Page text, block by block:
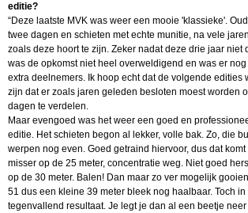
editie?
“Deze laatste MVK was weer een mooie 'klassieke'.
twee dagen en schieten met echte munitie, na vele
zoals deze hoort te zijn. Zeker nadat deze drie jaar niet
was de opkomst niet heel overweldigend en was er
extra deelnemers. Ik hoop echt dat de volgende edities
zijn dat er zoals jaren geleden besloten moest worden
dagen te verdelen.
Maar evengoed was het weer een goed en
editie. Het schieten begon al lekker, volle bak. Zo, die
werpen nog even. Goed getraind hiervoor, dus dat
misser op de 25 meter, concentratie weg. Niet goed
op de 30 meter. Balen! Dan maar zo ver mogelijk
51 dus een kleine 39 meter bleek nog haalbaar. Toch in
tegenvallend resultaat. Je legt je dan al een beetje